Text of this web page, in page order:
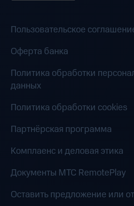
Пользовательское
Оферта банка
Политика обработки
данных
Политика обработки cookies
Партнёрская программа
Комплаенс и деловая этика
Документы MTC RemotePlay
Оставить предложение или